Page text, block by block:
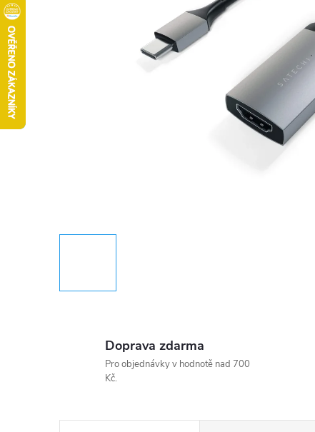
Doprava zdarma
Pro objednávky v hodnotě nad 700
Kč.